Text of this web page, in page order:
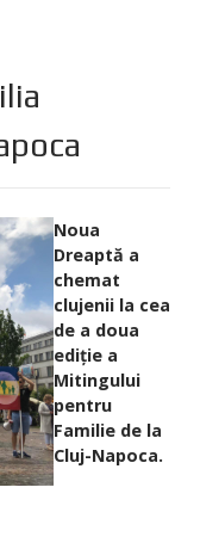
Noua
Dreaptă a
chemat
clujenii la cea
de a doua
ediţie a
Mitingului
pentru
Familie de la
Cluj-Napoca.